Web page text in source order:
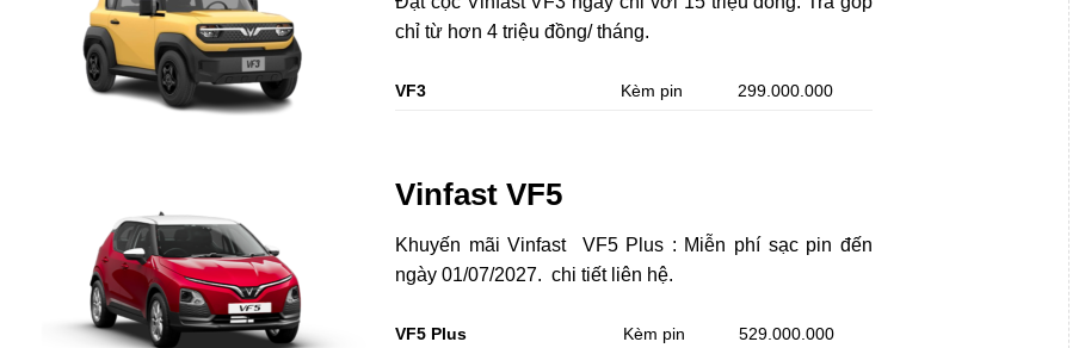
chỉ từ hơn 4 triệu đồng/ tháng.
VF3 Kèm pin 299.000.000
Vinfast VF5
Khuyến mãi Vinfast VF5 Plus : Miễn phí sạc pin đến
ngày 01/07/2027. chi tiết liên hệ.
VF5 Plus Kèm pin 529.000.000